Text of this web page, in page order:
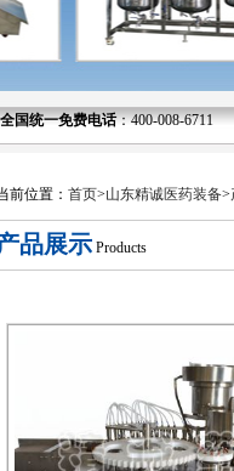
全国统一免费电话：400-008-
前位置： 首页>山东精诚医药装备>
品展示 Products